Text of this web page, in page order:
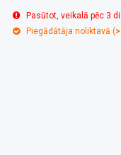
Pasūtot, veikalā pēc 3
Piegādātāja noliktavā (